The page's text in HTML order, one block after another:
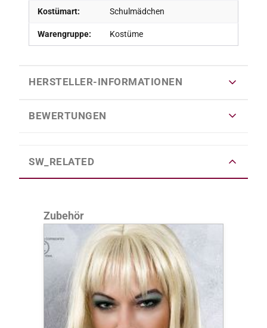
Kostümart: Schulmädchen
Warengruppe: Kostüme
HERSTELLER-INFORMATIONEN
BEWERTUNGEN
SW_RELATED
Produktgalerie überspringen
Zubehör